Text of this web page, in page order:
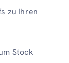
zu Ihren
Stock